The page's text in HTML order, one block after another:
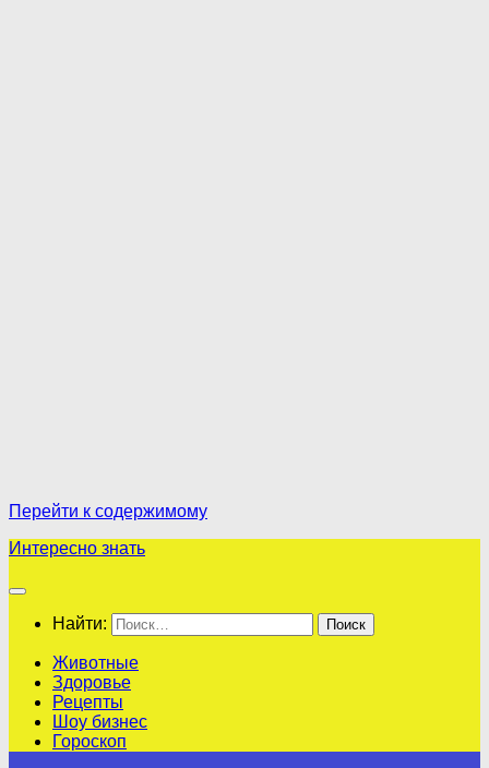
Перейти к содержимому
Интересно знать
Найти:
Животные
Здоровье
Рецепты
Шоу бизнес
Гороскоп